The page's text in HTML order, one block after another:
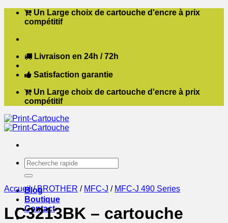
Passer Un Large choix de cartouche d'encre à prix
compétitif
Livraison en 24h / 72h
Satisfaction garantie
Un Large choix de cartouche d'encre à prix
compétitif
Recherche
pour :
Blog
Boutique
Contact
Accueil / BROTHER / MFC-J / MFC-J 490 Series
LC3213BK – cartouche